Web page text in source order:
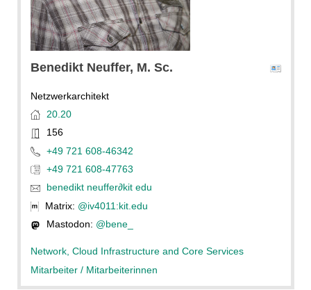
Benedikt Neuffer, M. Sc.
Netzwerkarchitekt
20.20
156
+49 721 608-46342
+49 721 608-47763
benedikt neuffer∂kit edu
Matrix: @iv4011:kit.edu
Mastodon: @bene_
Network, Cloud Infrastructure and Core Services
Mitarbeiter / Mitarbeiterinnen